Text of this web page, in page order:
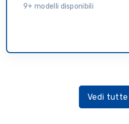
9+ modelli disponibili
Vedi tutte